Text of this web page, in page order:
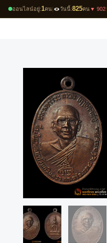
ออนไลน์อยู่:1คน| วันนี้:825คน▼ 902|
Skip
to